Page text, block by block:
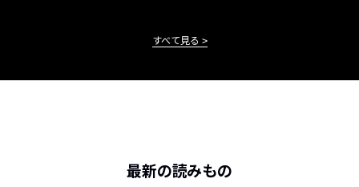
すべて見る
最新の読みもの